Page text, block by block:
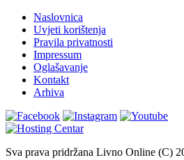
Naslovnica
Uvjeti korištenja
Pravila privatnosti
Impressum
Oglašavanje
Kontakt
Arhiva
Sva prava pridržana Livno Online (C)